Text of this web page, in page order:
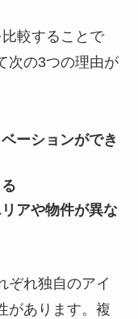
較することで
次の3つの理由が
ーションができ
アや物件が異な
ぞれ独自のアイ
があります。複